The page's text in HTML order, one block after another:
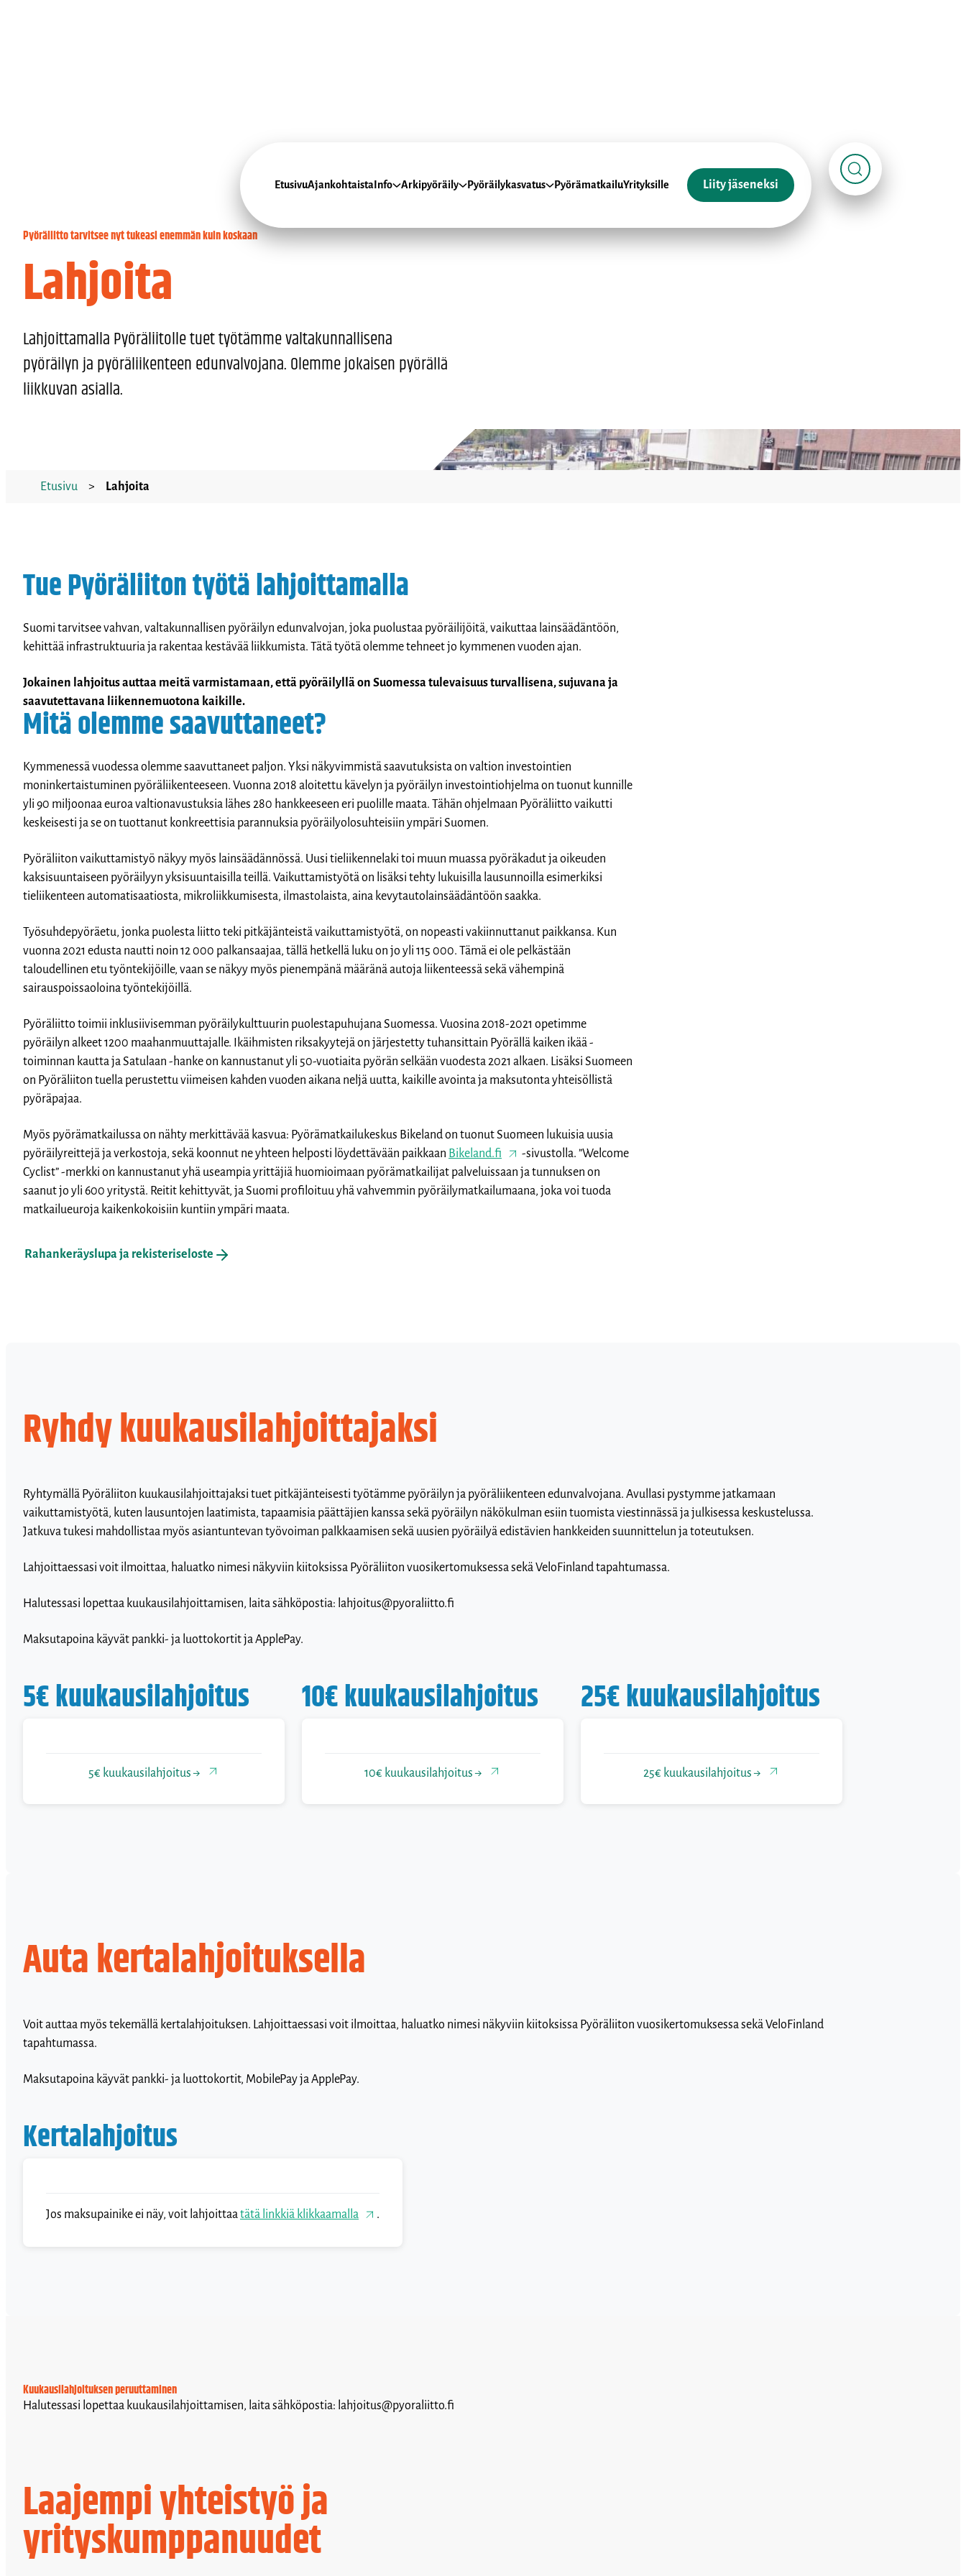
EtusivuAjankohtaistaInfo Arkipyöräily Pyöräilykasvatus PyörämatkailuYrityksille Liity jäseneksi
Pyöräliitto tarvitsee nyt tukeasi enemmän kuin koskaan
Lahjoita
Lahjoittamalla Pyöräliitolle tuet työtämme valtakunnallisena
pyöräilyn ja pyöräliikenteen edunvalvojana. Olemme jokaisen pyörällä
liikkuvan asialla.
Etusivu > Lahjoita
Tue Pyöräliiton työtä lahjoittamalla
Suomi tarvitsee vahvan, valtakunnallisen pyöräilyn edunvalvojan, joka puolustaa pyöräilijöitä, vaikuttaa lainsäädäntöön,
kehittää infrastruktuuria ja rakentaa kestävää liikkumista. Tätä työtä olemme tehneet jo kymmenen vuoden ajan.
Jokainen lahjoitus auttaa meitä varmistamaan, että pyöräilyllä on Suomessa tulevaisuus turvallisena, sujuvana ja
saavutettavana liikennemuotona kaikille.
Mitä olemme saavuttaneet?
Kymmenessä vuodessa olemme saavuttaneet paljon. Yksi näkyvimmistä saavutuksista on valtion investointien
moninkertaistuminen pyöräliikenteeseen. Vuonna 2018 aloitettu kävelyn ja pyöräilyn investointiohjelma on tuonut kunnille
yli 90 miljoonaa euroa valtionavustuksia lähes 280 hankkeeseen eri puolille maata. Tähän ohjelmaan Pyöräliitto vaikutti
keskeisesti ja se on tuottanut konkreettisia parannuksia pyöräilyolosuhteisiin ympäri Suomen.
Pyöräliiton vaikuttamistyö näkyy myös lainsäädännössä. Uusi tieliikennelaki toi muun muassa pyöräkadut ja oikeuden
kaksisuuntaiseen pyöräilyyn yksisuuntaisilla teillä. Vaikuttamistyötä on lisäksi tehty lukuisilla lausunnoilla esimerkiksi
tieliikenteen automatisaatiosta, mikroliikkumisesta, ilmastolaista, aina kevytautolainsäädäntöön saakka.
Työsuhdepyöräetu, jonka puolesta liitto teki pitkäjänteistä vaikuttamistyötä, on nopeasti vakiinnuttanut paikkansa. Kun
vuonna 2021 edusta nautti noin 12 000 palkansaajaa, tällä hetkellä luku on jo yli 115 000. Tämä ei ole pelkästään
taloudellinen etu työntekijöille, vaan se näkyy myös pienempänä määränä autoja liikenteessä sekä vähempinä
sairauspoissaoloina työntekijöillä.
Pyöräliitto toimii inklusiivisemman pyöräilykulttuurin puolestapuhujana Suomessa. Vuosina 2018-2021 opetimme
pyöräilyn alkeet 1200 maahanmuuttajalle. Ikäihmisten riksakyytejä on järjestetty tuhansittain Pyörällä kaiken ikää -
toiminnan kautta ja Satulaan -hanke on kannustanut yli 50-vuotiaita pyörän selkään vuodesta 2021 alkaen. Lisäksi Suomeen
on Pyöräliiton tuella perustettu viimeisen kahden vuoden aikana neljä uutta, kaikille avointa ja maksutonta yhteisöllistä
pyöräpajaa.
Myös pyörämatkailussa on nähty merkittävää kasvua: Pyörämatkailukeskus Bikeland on tuonut Suomeen lukuisia uusia
pyöräilyreittejä ja verkostoja, sekä koonnut ne yhteen helposti löydettävään paikkaan Bikeland.fi
-sivustolla. ”Welcome
Cyclist” -merkki on kannustanut yhä useampia yrittäjiä huomioimaan pyörämatkailijat palveluissaan ja tunnuksen on
saanut jo yli 600 yritystä. Reitit kehittyvät, ja Suomi profiloituu yhä vahvemmin pyöräilymatkailumaana, joka voi tuoda
matkailueuroja kaikenkokoisiin kuntiin ympäri maata.
Rahankeräyslupa ja rekisteriseloste
Ryhdy kuukausilahjoittajaksi
Ryhtymällä Pyöräliiton kuukausilahjoittajaksi tuet pitkäjänteisesti työtämme pyöräilyn ja pyöräliikenteen edunvalvojana. Avullasi pystymme jatkamaan
vaikuttamistyötä, kuten lausuntojen laatimista, tapaamisia päättäjien kanssa sekä pyöräilyn näkökulman esiin tuomista viestinnässä ja julkisessa keskustelussa.
Jatkuva tukesi mahdollistaa myös asiantuntevan työvoiman palkkaamisen sekä uusien pyöräilyä edistävien hankkeiden suunnittelun ja toteutuksen.
Lahjoittaessasi voit ilmoittaa, haluatko nimesi näkyviin kiitoksissa Pyöräliiton vuosikertomuksessa sekä VeloFinland tapahtumassa.
Halutessasi lopettaa kuukausilahjoittamisen, laita sähköpostia: lahjoitus@pyoraliitto.fi
Maksutapoina käyvät pankki- ja luottokortit ja ApplePay.
5€ kuukausilahjoitus
5€ kuukausilahjoitus →
10€ kuukausilahjoitus
10€ kuukausilahjoitus →
25€ kuukausilahjoitus
25€ kuukausilahjoitus →
Auta kertalahjoituksella
Voit auttaa myös tekemällä kertalahjoituksen. Lahjoittaessasi voit ilmoittaa, haluatko nimesi näkyviin kiitoksissa Pyöräliiton vuosikertomuksessa sekä VeloFinland
tapahtumassa.
Maksutapoina käyvät pankki- ja luottokortit, MobilePay ja ApplePay.
Kertalahjoitus
Jos maksupainike ei näy, voit lahjoittaatätä linkkiä klikkaamalla .
Kuukausilahjoituksen peruuttaminen
Halutessasi lopettaa kuukausilahjoittamisen, laita sähköpostia: lahjoitus@pyoraliitto.fi
Laajempi yhteistyö ja
yrityskumppanuudet